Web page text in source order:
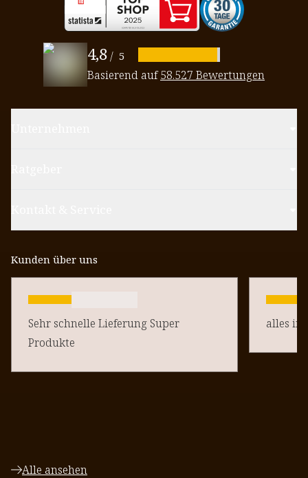
4,8/ 5
Basierend auf58.527 Bewertungen
Kunden über uns
Sehr schnelle Lieferung Super
Produkte
alles in
Alle ansehen